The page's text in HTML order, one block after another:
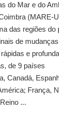
do Mar e do
(MARE-
das regiões do
de mudanças
e
de 9 países
Canadá,
França,
...